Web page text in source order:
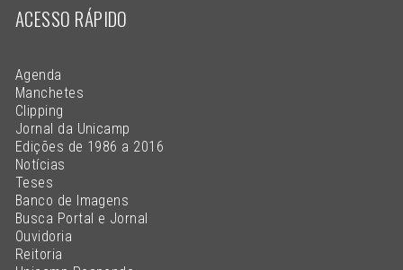
ACESSO RÁPIDO
Agenda
Manchetes
Clipping
Jornal da Unicamp
Edições de 1986 a 2016
Notícias
Teses
Banco de Imagens
Busca Portal e Jornal
Ouvidoria
Reitoria